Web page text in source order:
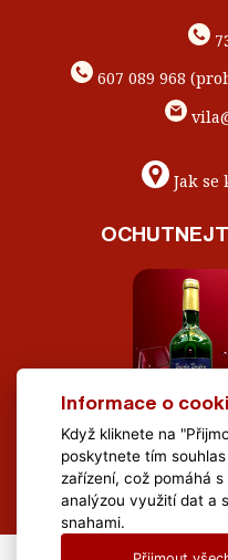
607 089 968
Jak se
Informace o
Když kliknete na
poskytnete tím
zařízení, což pomáhá
analýzou využití dat a
snahami.